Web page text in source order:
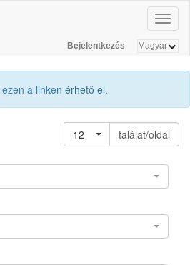
Bejelentkezés
ezen a linken érhető el.
12
találat/oldal